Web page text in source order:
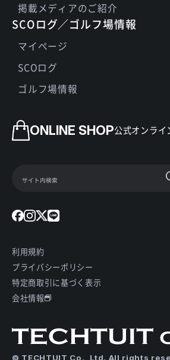
ONLINE SHOP公式オンライ
利用規約
プライバシーポリシー
特定商取引に基づく表示
会社情報
© TECHTUIT Co., Ltd. All rights
掲載メディアのご紹介
SCOログ／ゴルフ場情報
マイページ
SCOログ
ゴルフ場情報